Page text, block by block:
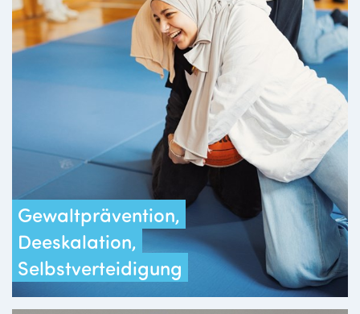
Gewaltprävention,
Deeskalation,
Selbstverteidigung